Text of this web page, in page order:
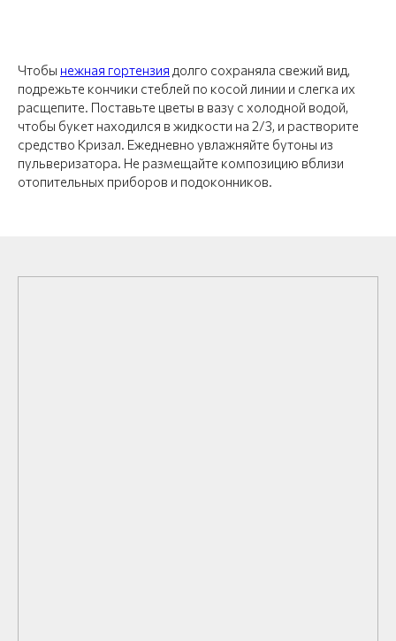
Чтобы нежная гортензия долго сохраняла свежий вид,
подрежьте кончики стеблей по косой линии и слегка их
расщепите. Поставьте цветы в вазу с холодной водой,
чтобы букет находился в жидкости на 2/3, и растворите
средство Кризал. Ежедневно увлажняйте бутоны из
пульверизатора. Не размещайте композицию вблизи
отопительных приборов и подоконников.